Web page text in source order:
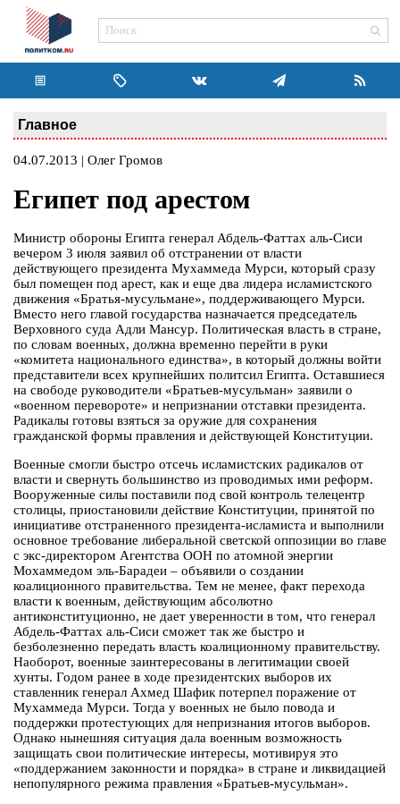
Главное
04.07.2013 | Олег Громов
Египет под арестом
Министр обороны Египта генерал Абдель-Фаттах аль-Сиси
вечером 3 июля заявил об отстранении от власти
действующего президента Мухаммеда Мурси, который сразу
был помещен под арест, как и еще два лидера исламистского
движения «Братья-мусульмане», поддерживающего Мурси.
Вместо него главой государства назначается председатель
Верховного суда Адли Мансур. Политическая власть в стране,
по словам военных, должна временно перейти в руки
«комитета национального единства», в который должны войти
представители всех крупнейших политсил Египта. Оставшиеся
на свободе руководители «Братьев-мусульман» заявили о
«военном перевороте» и непризнании отставки президента.
Радикалы готовы взяться за оружие для сохранения
гражданской формы правления и действующей Конституции.
Военные смогли быстро отсечь исламистских радикалов от
власти и свернуть большинство из проводимых ими реформ.
Вооруженные силы поставили под свой контроль телецентр
столицы, приостановили действие Конституции, принятой по
инициативе отстраненного президента-исламиста и выполнили
основное требование либеральной светской оппозиции во главе
с экс-директором Агентства ООН по атомной энергии
Мохаммедом эль-Барадеи – объявили о создании
коалиционного правительства. Тем не менее, факт перехода
власти к военным, действующим абсолютно
антиконституционно, не дает уверенности в том, что генерал
Абдель-Фаттах аль-Сиси сможет так же быстро и
безболезненно передать власть коалиционному правительству.
Наоборот, военные заинтересованы в легитимации своей
хунты. Годом ранее в ходе президентских выборов их
ставленник генерал Ахмед Шафик потерпел поражение от
Мухаммеда Мурси. Тогда у военных не было повода и
поддержки протестующих для непризнания итогов выборов.
Однако нынешняя ситуация дала военным возможность
защищать свои политические интересы, мотивируя это
«поддержанием законности и порядка» в стране и ликвидацией
непопулярного режима правления «Братьев-мусульман».